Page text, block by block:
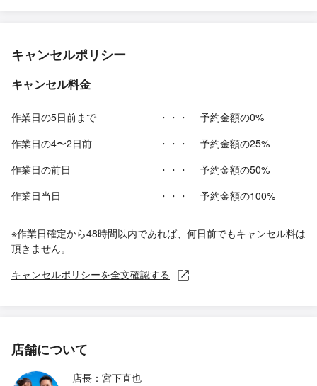
キャンセルポリシー
キャンセル料金
作業日の5日前まで ・・・
予約金額の0%
作業日の4〜2日前
・・・
予約金額の25%
作業日の前日
・・・
予約金額の50%
作業日当日
・・・ 予約金額の100%
※作業日確定から48時間以内であれば、何日前でもキャンセル料は
頂きません。
キャンセルポリシーを全文確認する
店舗について
店長：宮下直也